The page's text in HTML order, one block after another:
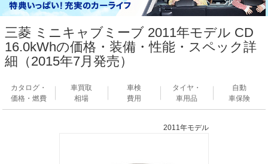
三菱 ミニキャブミーブ 2011年モデル CD
16.0kWhの価格・装備・性能・スペック詳
細（2015年7月発売）
カタログ・
価格・燃費
車買取
相場
車検
費用
タイヤ・
車用品
自動
車保険
2011年モデル